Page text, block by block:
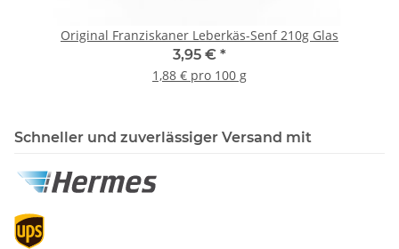
Original Franziskaner Leberkäs-Senf 210g Glas
3,95 € *
1,88 € pro 100 g
Schneller und zuverlässiger Versand mit